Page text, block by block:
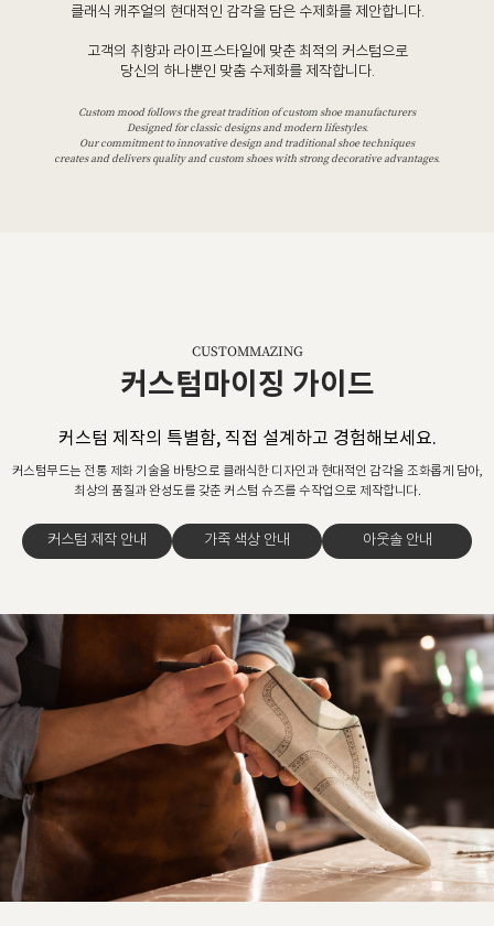
클래식 캐주얼의 현대적인 감각을 담은 수제화를 제안합니다.
고객의 취향과 라이프스타일에 맞춘 최적의 커스텀으로
당신의 하나뿐인 맞춤 수제화를 제작합니다.
Custom mood follows the great tradition of custom shoe manufacturers
Designed for classic designs and modern lifestyles.
Our commitment to innovative design and traditional shoe techniques
creates and delivers quality and custom shoes with strong decorative advantages.
CUSTOMMAZING
커스텀마이징 가이드
커스텀 제작의 특별함, 직접 설계하고 경험해보세요.
커스텀무드는 전통 제화 기술을 바탕으로 클래식한 디자인과 현대적인 감각을 조화롭게 담아,
최상의 품질과 완성도를 갖춘 커스텀 슈즈를 수작업으로 제작합니다.
커스텀 제작 안내 가죽 색상 안내 아웃솔 안내